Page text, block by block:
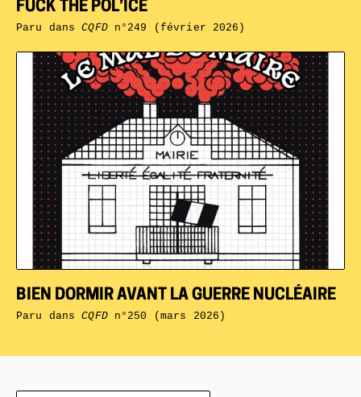
BIEN DORMIR AVANT LA GUERRE NUCLÉAIRE
Paru dansCQFDn°250 (mars 2026)
FUCK THE POL’ICE
Paru dansCQFDn°249 (février 2026)